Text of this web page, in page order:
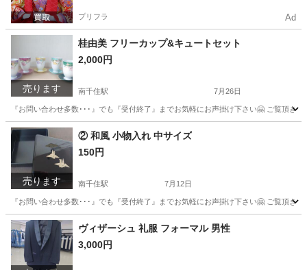
プリフラ Ad
売ります
桂由美 フリーカップ&キュートセット
2,000円
南千住駅 7月26日
『お問い合わせ多数･･･』でも『受付終了』までお気軽にお声掛け下さい🤗 ご覧頂
東京 荒川区 南千住駅 食器 セット
売ります
② 和風 小物入れ 中サイズ
150円
南千住駅 7月12日
『お問い合わせ多数･･･』でも『受付終了』までお気軽にお声掛け下さい🤗 ご覧頂
東京 荒川区 南千住駅 インテリア雑貨/小物 折り鶴
ヴィザーシュ 礼服 フォーマル 男性
3,000円